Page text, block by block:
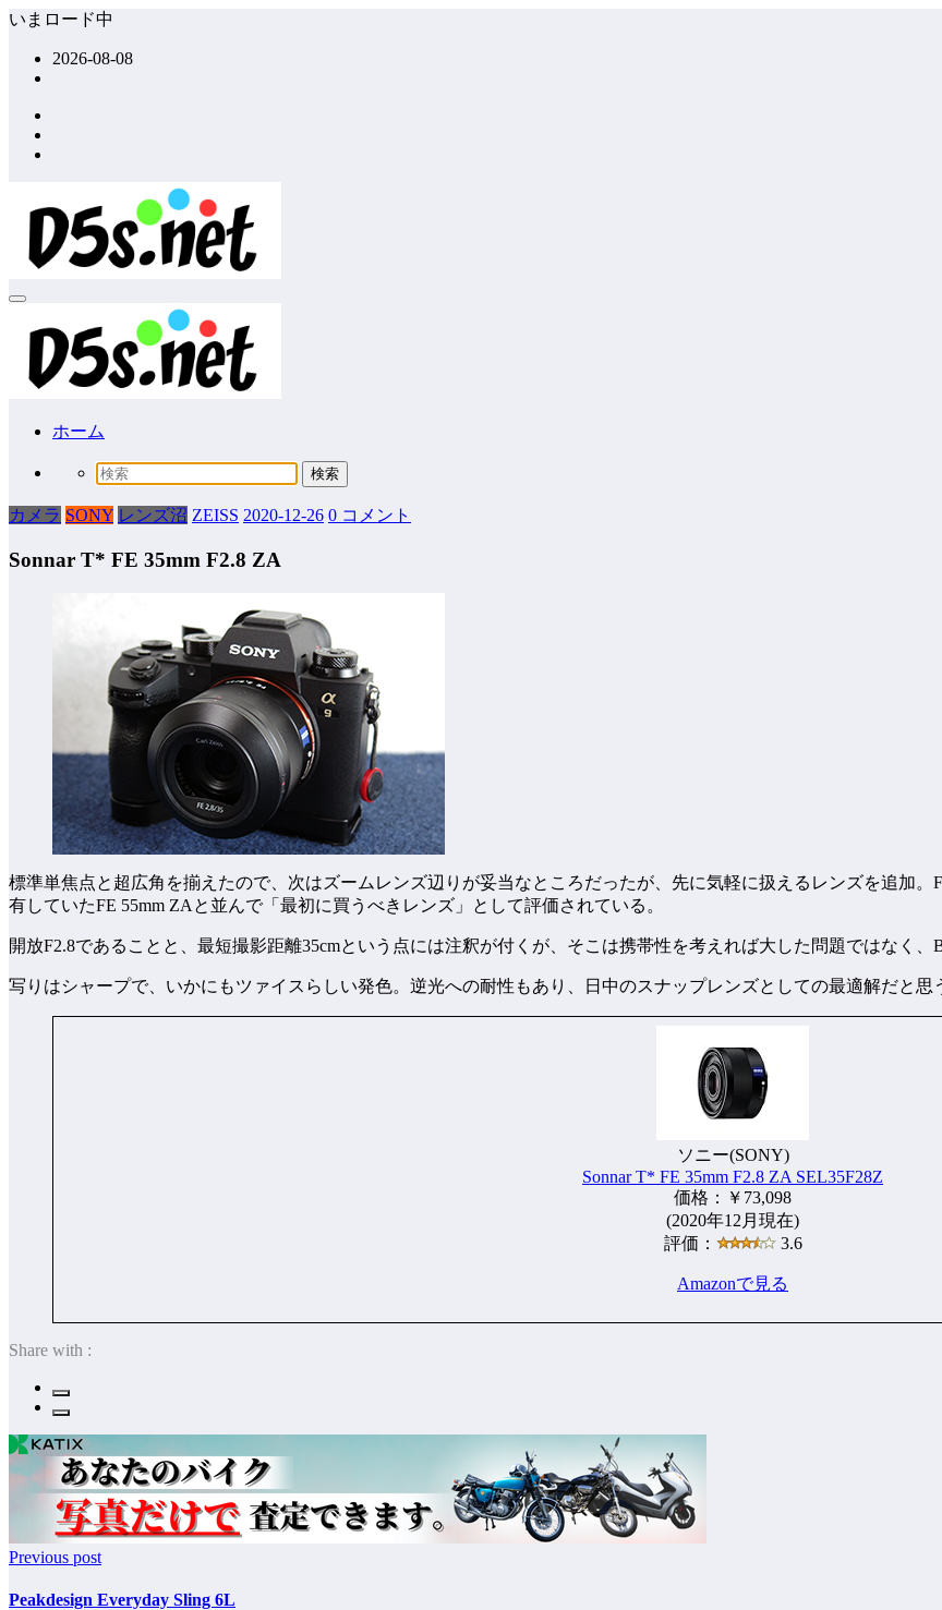
コ
いまロード中
2026-08-08
ホーム
カメラ SONY レンズ沼 ZEISS 2020-12-26 0 コメント
Sonnar T* FE 35mm F2.8 ZA
標準単焦点と超広角を揃えたので、次はズームレンズ辺りが妥当なところだったが、先に気軽に扱えるレンズを追加
有していたFE 55mm ZAと並んで「最初に買うべきレンズ」として評価されている。
開放F2.8であることと、最短撮影距離35cmという点には注釈が付くが、そこは携帯性を考えれば大した問題ではなく、
写りはシャープで、いかにもツァイスらしい発色。逆光への耐性もあり、日中のスナップレンズとしての最適解だと思
ソニー(SONY)
Sonnar T* FE 35mm F2.8 ZA SEL35F28Z
価格：￥73,098
(2020年12月現在)
評価：
3.6
Amazonで見る
Share with :
Previous post
Peakdesign Everyday Sling 6L